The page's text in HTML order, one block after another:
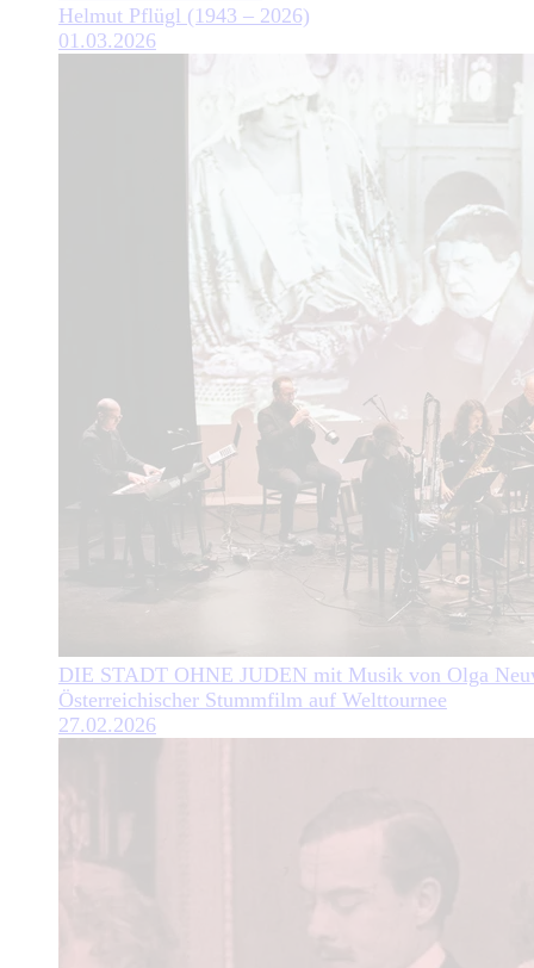
Helmut Pflügl (1943 – 2026)
01.03.2026
DIE STADT OHNE JUDEN mit Musik von Olga
Österreichischer Stummfilm auf Welttournee
27.02.2026